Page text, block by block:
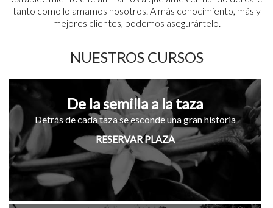
tanto como lo amamos nosotros. A más conocimiento, más y
mejores clientes, podemos asegurártelo.
NUESTROS CURSOS
De la semilla a la taza
Detrás de cada taza se esconde una gran historia
RESERVAR PLAZA